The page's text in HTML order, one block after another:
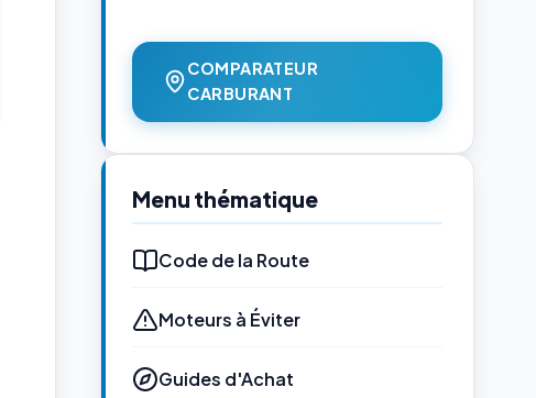
COMPARATEUR
CARBURANT
Menu thématique
Code de la Route
Moteurs à Éviter
Guides d'Achat